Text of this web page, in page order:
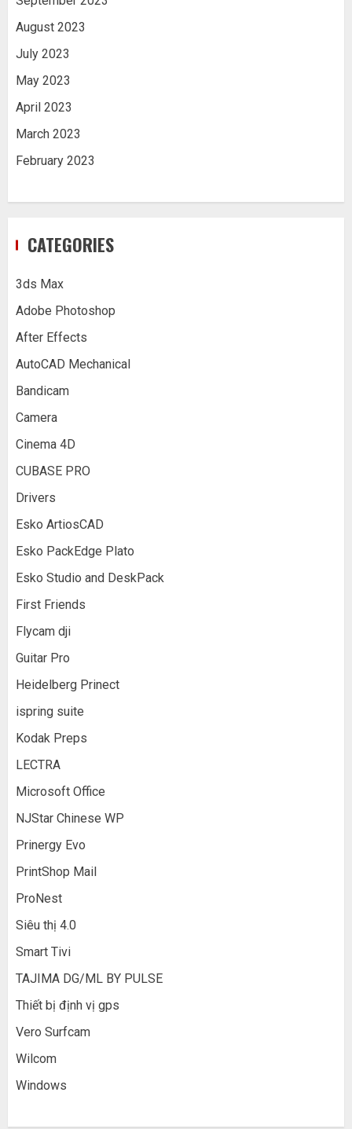
August 2023
July 2023
May 2023
April 2023
March 2023
February 2023
CATEGORIES
3ds Max
Adobe Photoshop
After Effects
AutoCAD Mechanical
Bandicam
Camera
Cinema 4D
CUBASE PRO
Drivers
Esko ArtiosCAD
Esko PackEdge Plato
Esko Studio and DeskPack
First Friends
Flycam dji
Guitar Pro
Heidelberg Prinect
ispring suite
Kodak Preps
LECTRA
Microsoft Office
NJStar Chinese WP
Prinergy Evo
PrintShop Mail
ProNest
Siêu thị 4.0
Smart Tivi
TAJIMA DG/ML BY PULSE
Thiết bị định vị gps
Vero Surfcam
Wilcom
Windows